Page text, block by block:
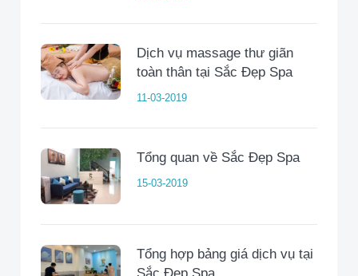
Dịch vụ massage thư giãn
toàn thân tại Sắc Đẹp Spa
11-03-2019
Tổng quan về Sắc Đẹp Spa
15-03-2019
Tổng hợp bảng giá dịch vụ tại